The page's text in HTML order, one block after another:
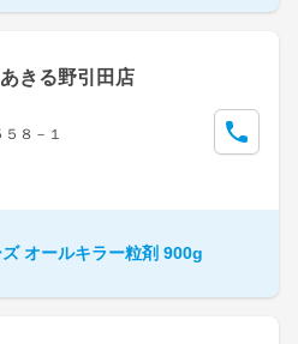
きる野引田店
８－１
オールキラー粒剤 900g